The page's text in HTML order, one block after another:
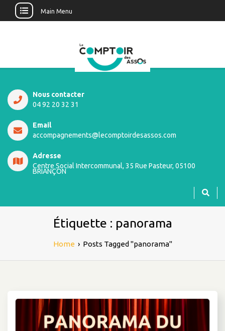
Main Menu
Nous contacter
04 92 20 32 31
Email
accompagnements@lecomptoirdesassos.com
Adresse
Centre Social Intercommunal, 35 Rue Pasteur, 05100
BRIANÇON
Étiquette : panorama
Home › Posts Tagged "panorama"